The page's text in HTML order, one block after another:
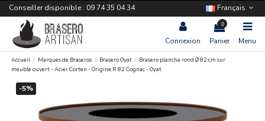
Conseiller disponible : 09 74 35 04 34 Français
Connexion
0
Panier Menu
Accueil Marques de Braseros Brasero Oyat
Brasero plancha rond Ø 82 cm sur
meuble ouvert - Acier Corten - Origine.R 82 Cognac - Oyat
-5%